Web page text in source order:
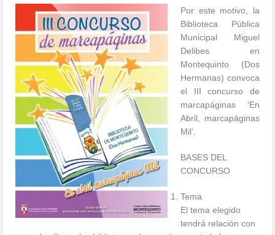
Por este motivo, la
Biblioteca Pública
Municipal Miguel
Delibes en
Montequinto (Dos
Hermanas) convoca
el III concurso de
marcapáginas ‘En
Abril, marcapáginas
Mil’.
BASES DEL
CONCURSO
Tema
El tema elegido
tendrá relación con